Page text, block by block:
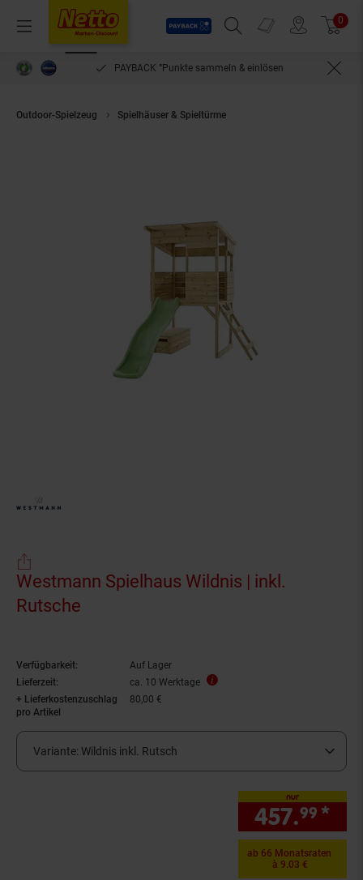
Menü
Payback
Suchfeld einblenden
Prospekte 0
PAYBACK °Punkte sammeln & einlösen
Outdoor-Spielzeug Spielhäuser & Spieltürme
Westmann Spielhaus Wildnis | inkl.
Rutsche
Verfügbarkeit:
Auf Lager
Lieferzeit:
ca. 10 Werktage
+ Lieferkostenzuschlag
pro Artikel
80,00 €
Variante: Wildnis inkl. Rutsch
nur
457.99 *
ab 66 Monatsraten
à 9.03 €